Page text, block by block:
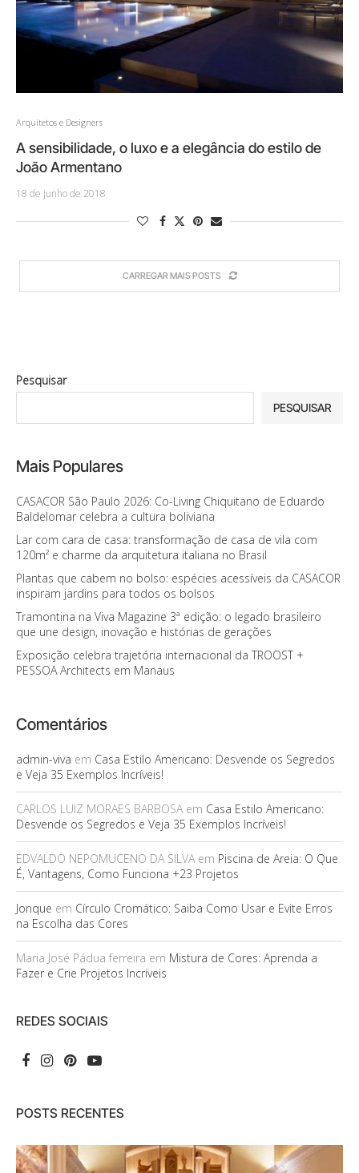
Arquitetos e Designers
A sensibilidade, o luxo e a elegância do estilo de
João Armentano
18 de junho de 2018
CARREGAR MAIS POSTS
Pesquisar
PESQUISAR
Mais Populares
CASACOR São Paulo 2026: Co-Living Chiquitano de Eduardo
Baldelomar celebra a cultura boliviana
Lar com cara de casa: transformação de casa de vila com
120m² e charme da arquitetura italiana no Brasil
Plantas que cabem no bolso: espécies acessíveis da CASACOR
inspiram jardins para todos os bolsos
Tramontina na Viva Magazine 3ª edição: o legado brasileiro
que une design, inovação e histórias de gerações
Exposição celebra trajetória internacional da TROOST +
PESSOA Architects em Manaus
Comentários
admin-viva em Casa Estilo Americano: Desvende os Segredos
e Veja 35 Exemplos Incríveis!
CARLOS LUIZ MORAES BARBOSAem Casa Estilo Americano:
Desvende os Segredos e Veja 35 Exemplos Incríveis!
EDVALDO NEPOMUCENO DA SILVAem Piscina de Areia: O Que
É, Vantagens, Como Funciona +23 Projetos
Jonque em Círculo Cromático: Saiba Como Usar e Evite Erros
na Escolha das Cores
Maria José Pádua ferreira em Mistura de Cores: Aprenda a
Fazer e Crie Projetos Incríveis
REDES SOCIAIS
POSTS RECENTES